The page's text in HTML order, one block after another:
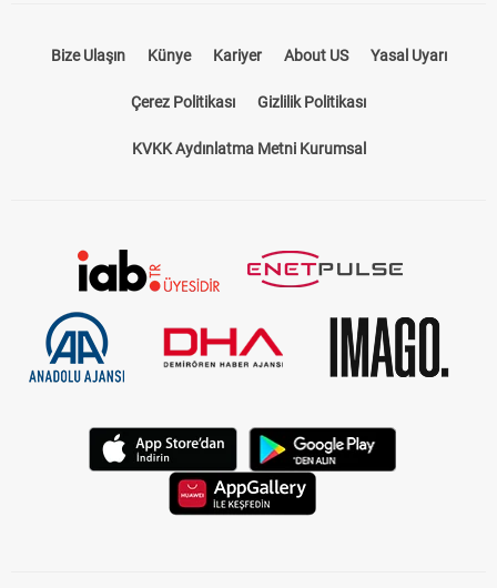
Bize Ulaşın Künye Kariyer About US Yasal Uyarı
Çerez Politikası Gizlilik Politikası
KVKK Aydınlatma Metni Kurumsal